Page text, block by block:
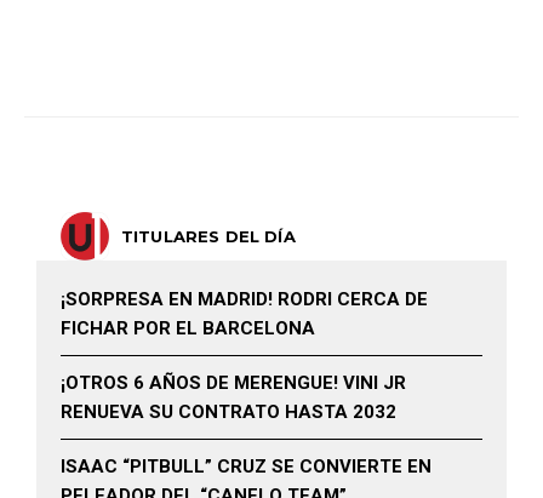
TITULARES DEL DÍA
¡SORPRESA EN MADRID! RODRI CERCA DE
FICHAR POR EL BARCELONA
¡OTROS 6 AÑOS DE MERENGUE! VINI JR
RENUEVA SU CONTRATO HASTA 2032
ISAAC “PITBULL” CRUZ SE CONVIERTE EN